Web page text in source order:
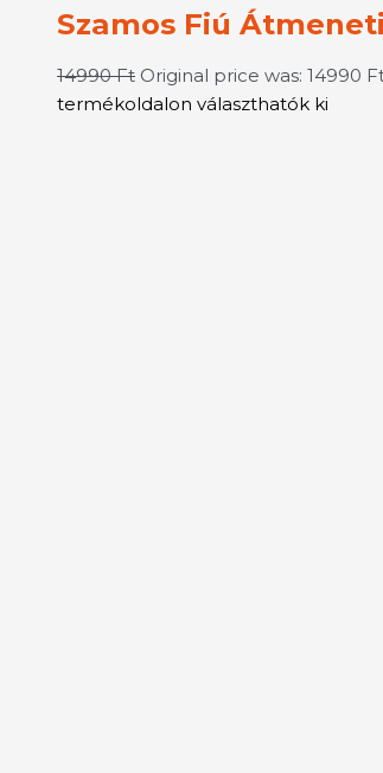
Szamos Fiú
14990Ft Original price was: 14990
termékoldalon választhatók ki